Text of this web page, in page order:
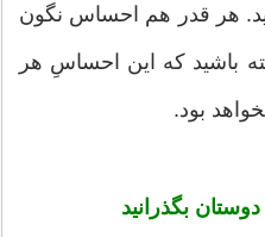
هر قدر هم احساس نگون
باشید که این احساسِ هر
بود.